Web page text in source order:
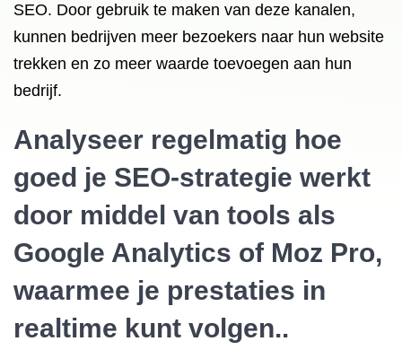
SEO. Door gebruik te maken van deze kanalen,
kunnen bedrijven meer bezoekers naar hun website
trekken en zo meer waarde toevoegen aan hun
bedrijf.
Analyseer regelmatig hoe
goed je SEO-strategie werkt
door middel van tools als
Google Analytics of Moz Pro,
waarmee je prestaties in
realtime kunt volgen..